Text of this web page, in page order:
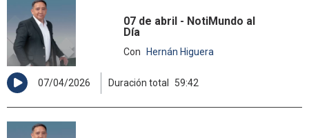
07 de abril - NotiMundo al
Día
Con Hernán Higuera
07/04/2026 Duración total 59:42